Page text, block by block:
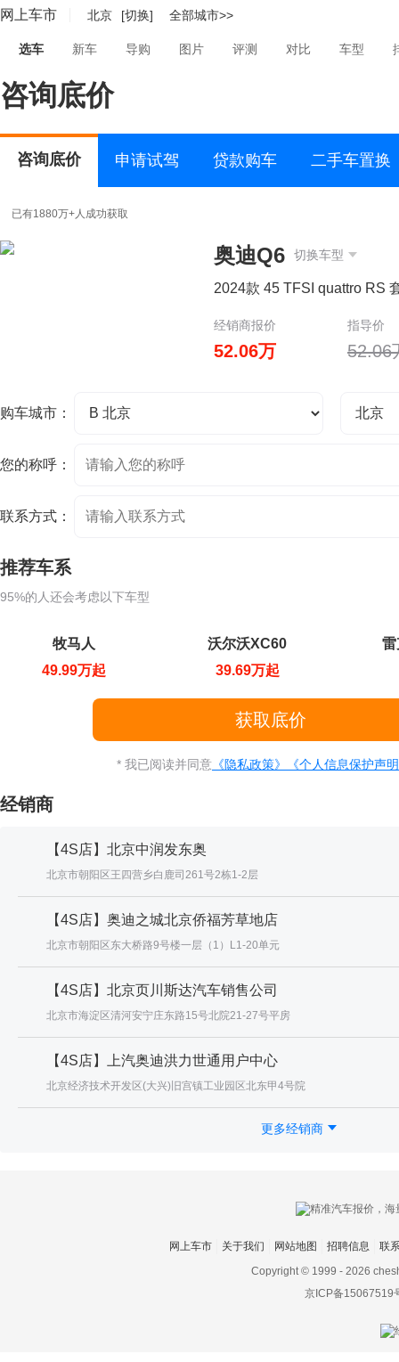
网上车市 北京 [切换] 全部城市>>
选车 新车 导购 图片 评测 对比 车型
咨询底价
咨询底价 申请试驾 贷款购车 二手车置换
已有1880万+人成功获取
奥迪Q6 切换车型
2024款 45 TFSI quattro RS
经销商报价 指导价
52.06万 52.06
购车城市：
您的称呼：
联系方式：
推荐车系
95%的人还会考虑以下车型
牧马人
49.99万起
沃尔沃XC60
39.69万起
雷
* 我已阅读并同意 《隐私政策》 《个人信息保护声
经销商
【4S店】北京中润发东奥
北京市朝阳区王四营乡白鹿司261号2栋1-2层
【4S店】奥迪之城北京侨福芳草地店
北京市朝阳区东大桥路9号楼一层（1）L1-20单元
【4S店】北京页川斯达汽车销售公司
北京市海淀区清河安宁庄东路15号北院21-27号平房
【4S店】上汽奥迪洪力世通用户中心
北京经济技术开发区(大兴)旧宫镇工业园区北东甲4号院
更多经销商
网上车市 关于我们 网站地图 招聘信息
联
Copyright © 1999 - 2026
京ICP备15067519